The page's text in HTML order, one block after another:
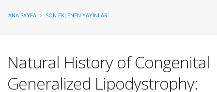
ANA SAYFA SON EKLENEN YAYINLAR
Natural History of Congenital
Generalized Lipodystrophy: